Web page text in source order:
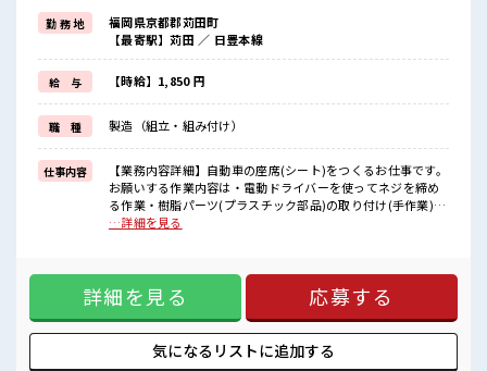
明るすぎたり奇抜でなければ基本的に自由！
(規定有)制服があると毎日の服選びに悩まずOK♪
≪未経験でも活躍できる≫
新しいことにチャレンジするのは不安だけど、
しっかり働く環境が整っています！
イチからスキルUP・ステップUP目指していきましょう！
≪自分に向いている仕事が探せる≫
困った事などがあれば、
担当がしっかりサポートします！
■職場の雰囲気
明るすぎたり奇抜過ぎなければヘアカラーOK！
休憩室で楽しくおしゃべり！
ロッカー付き職場♪
勤 務 地
福岡県京都郡苅田町
【最寄駅】苅田 ／ 日豊本線
給 与 【時給】1,850 円
職 種 製造（組立・組み付け）
仕事内容
【業務内容詳細】自動車の座席(シート)をつくるお仕事です。
お願いする作業内容は・電動ドライバーを使ってネジを締め
る作業・樹脂パーツ(プラスチック部品)の取り付け(手作業)・
シートカバーを手作業でかぶせて仕上げ・電動工具を使った
られます。ライン作業とセル作業があり、単調すぎず働きや
すい環境です。【取扱製品情報】自動車用シート ■お仕事PR
≪残業で稼げる≫ 高収入を希望される方にオススメ。 残業は
月20時間以上あります♪ ≪ヘアカラーOKで自由な雰囲気の
職場≫ 明るすぎたり奇抜でなければ基本的に自由！ (規定有)
制服があると毎日の服選びに悩まずOK♪ ≪未経験でも活躍で
…詳細を見る
詳細を見る 応募する
気になるリストに追加する